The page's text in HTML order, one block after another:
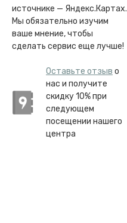
источнике — Яндекс.Картах.
Мы обязательно изучим
ваше мнение, чтобы
сделать сервис еще лучше!
Оставьте отзыв о
нас и получите
скидку 10% при
следующем
посещении нашего
центра